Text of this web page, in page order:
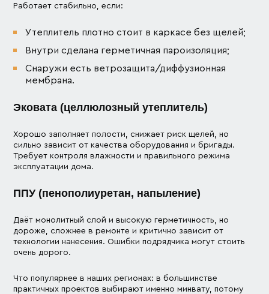
Работает стабильно, если:
Утеплитель плотно стоит в каркасе без щелей;
Внутри сделана герметичная пароизоляция;
Снаружи есть ветрозащита/диффузионная
мембрана.
Эковата (целлюлозный утеплитель)
Хорошо заполняет полости, снижает риск щелей, но
сильно зависит от качества оборудования и бригады.
Требует контроля влажности и правильного режима
эксплуатации дома.
ППУ (пенополиуретан, напыление)
Даёт монолитный слой и высокую герметичность, но
дороже, сложнее в ремонте и критично зависит от
технологии нанесения. Ошибки подрядчика могут стоить
очень дорого.
Что популярнее в наших регионах: в большинстве
практичных проектов выбирают именно минвату, потому